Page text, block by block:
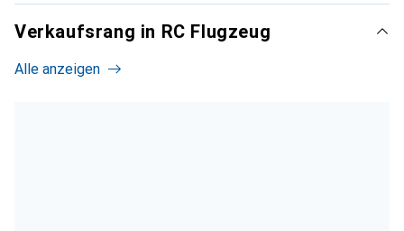
Verkaufsrang in RC Flugzeug
Alle anzeigen